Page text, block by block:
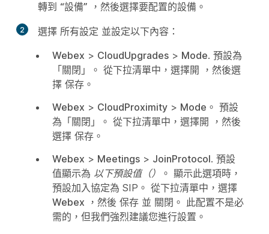
轉到 “設備” ，然後選擇要配置的設備。
2 選擇 所有設定 並設定以下內容：
Webex > CloudUpgrades > Mode. 預設為
「關閉」。 從下拉清單中，選擇開
，然後選
擇 保存 。
Webex > CloudProximity > Mode 。 預設
為「關閉」。 從下拉清單中，選擇開
，然後
選擇 保存 。
Webex > Meetings > JoinProtocol. 預設
值顯示為 以下預設值（）
。 顯示此選項時，
預設加入協定為 SIP。 從下拉清單中，選擇
Webex ，然後 保存 並 關閉 。 此配置不是必
需的，但我們強烈建議您進行設置。